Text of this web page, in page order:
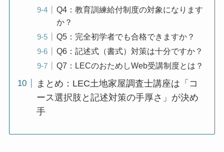
Q4：教育訓練給付制度の対象になります
か？
Q5：完全初学者でも合格できますか？
Q6：記述式（書式）対策は十分ですか？
Q7：LECのおためしWeb受講制度とは？
まとめ：LEC土地家屋調査士講座は「コ
ース選択肢と記述対策の手厚さ」が決め
手